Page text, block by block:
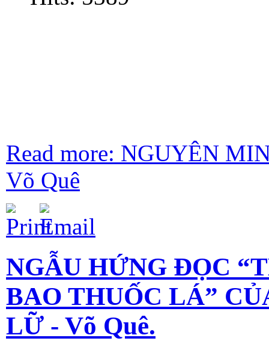
Read more: NGUYÊN
Võ Quê
NGẪU HỨNG ĐỌC
BAO THUỐC LÁ”
LỮ - Võ Quê.